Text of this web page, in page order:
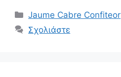
Κατηγορίες
Jaume Cabre Confiteor
Σχολιάστε